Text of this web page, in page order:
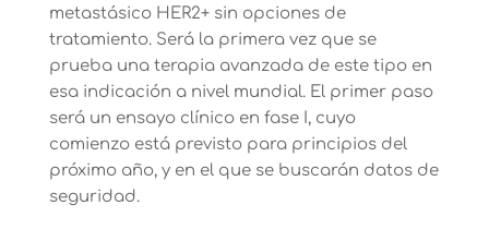
metastásico HER2+ sin opciones de
tratamiento. Será la primera vez que se
prueba una terapia avanzada de este tipo en
esa indicación a nivel mundial. El primer paso
será un ensayo clínico en fase I, cuyo
comienzo está previsto para principios del
próximo año, y en el que se buscarán datos de
seguridad.